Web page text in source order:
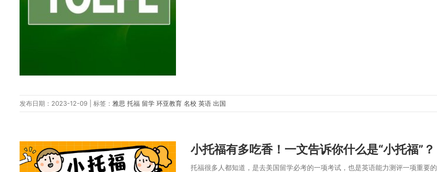
发布日期：2023-12-09 | 标签： 雅思托福 留学环亚教育名校英语出国
小托福有多吃香！一文告诉你什么是“小托福”？
托福很多人都知道，是去美国留学必考的一项考试，也是英语能力测评一项重要的